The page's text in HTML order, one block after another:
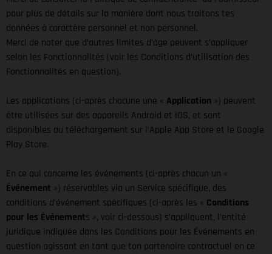
pour plus de détails sur la manière dont nous traitons tes
données à caractère personnel et non personnel.
Merci de noter que d’autres limites d’âge peuvent s’appliquer
selon les Fonctionnalités (voir les Conditions d’utilisation des
Fonctionnalités en question).
Les applications (ci-après chacune une « Application ») peuvent
être utilisées sur des appareils Android et iOS, et sont
disponibles au téléchargement sur l’Apple App Store et le Google
Play Store.
En ce qui concerne les événements (ci-après chacun un «
Événement ») réservables via un Service spécifique, des
conditions d’événement spécifiques (ci-après les « Conditions
pour les Événements », voir ci-dessous) s’appliquent, l’entité
juridique indiquée dans les Conditions pour les Événements en
question agissant en tant que ton partenaire contractuel en ce